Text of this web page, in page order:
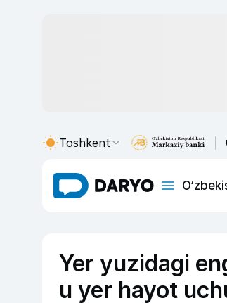
Toshkent
Yer yuzidagi
u yer hayot